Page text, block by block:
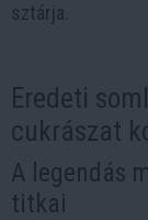
sztárja.
Eredeti
cukrászat
A legendás
titkai